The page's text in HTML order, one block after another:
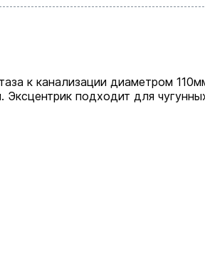
к канализации диаметром
подходит для